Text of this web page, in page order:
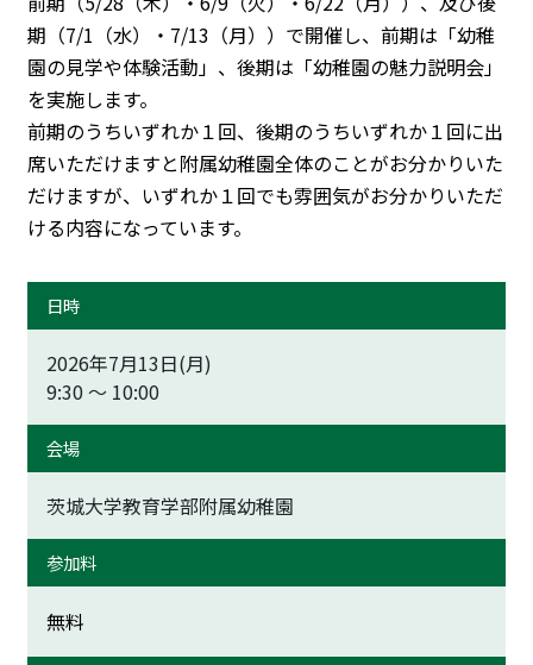
期（7/1（水）・7/13（月））で開催し、前期は「幼稚
園の見学や体験活動」、後期は「幼稚園の魅力説明会」
を実施します。
前期のうちいずれか１回、後期のうちいずれか１回に出
席いただけますと附属幼稚園全体のことがお分かりいた
だけますが、いずれか１回でも雰囲気がお分かりいただ
ける内容になっています。
日時
2026年7月13日(月)
9:30 ～ 10:00
会場
茨城大学教育学部附属幼稚園
参加料
無料